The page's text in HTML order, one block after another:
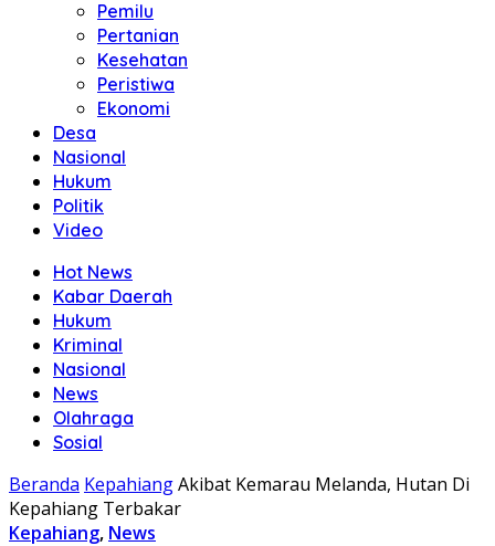
Pemilu
Pertanian
Kesehatan
Peristiwa
Ekonomi
Desa
Nasional
Hukum
Politik
Video
Hot News
Kabar Daerah
Hukum
Kriminal
Nasional
News
Olahraga
Sosial
Beranda KepahiangAkibat Kemarau Melanda, Hutan Di
Kepahiang Terbakar
Kepahiang, News